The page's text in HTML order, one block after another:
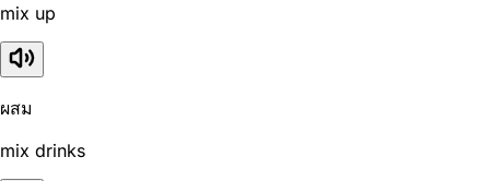
mix up
ผสม
mix drinks